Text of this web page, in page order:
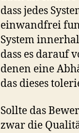
dass jedes
einwandfrei
System
dass es darauf
denen eine
das dieses
Sollte das
zwar die